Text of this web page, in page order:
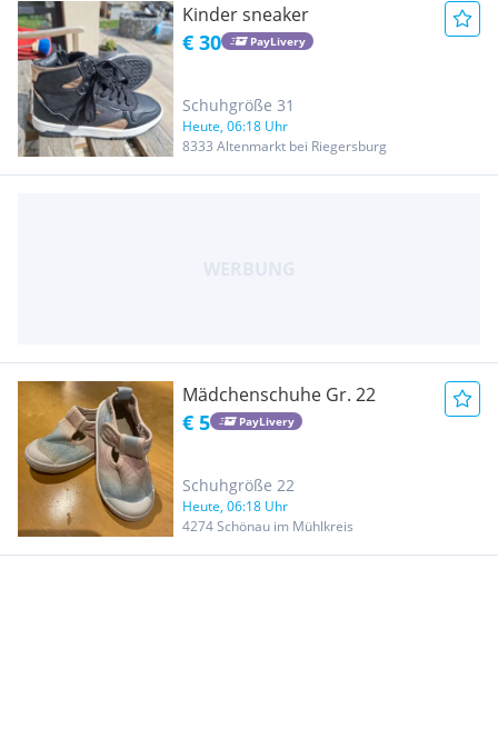
Kinder sneaker
€ 30 PayLivery
Schuhgröße 31
Heute, 06:18 Uhr
8333 Altenmarkt bei Riegersburg
Mädchenschuhe Gr. 22
€ 5 PayLivery
Schuhgröße 22
Heute, 06:18 Uhr
4274 Schönau im Mühlkreis